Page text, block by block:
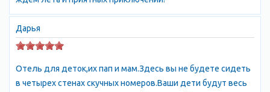
Дарья
Отель для деток,их пап и мам.Здесь вы не будете сидеть
в четырех стенах скучных номеров.Ваши дети будут весь